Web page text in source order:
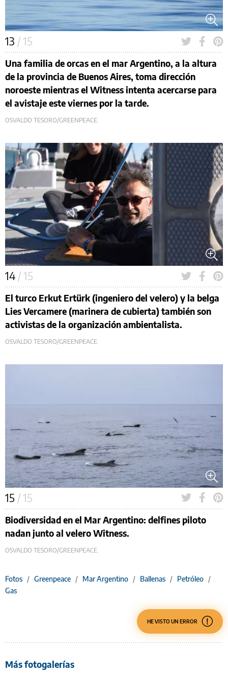
13 / 15
Una familia de orcas en el mar Argentino, a la altura
de la provincia de Buenos Aires, toma dirección
noroeste mientras el Witness intenta acercarse para
el avistaje este viernes por la tarde.
OSVALDO TESORO/GREENPEACE.
14 / 15
El turco Erkut Ertürk (ingeniero del velero) y la belga
Lies Vercamere (marinera de cubierta) también son
activistas de la organización ambientalista.
OSVALDO TESORO/GREENPEACE.
15 / 15
Biodiversidad en el Mar Argentino: delfines piloto
nadan junto al velero Witness.
OSVALDO TESORO/GREENPEACE.
Fotos / Greenpeace / Mar Argentino / Ballenas / Petróleo /
Gas
HE VISTO UN ERROR
Más fotogalerías